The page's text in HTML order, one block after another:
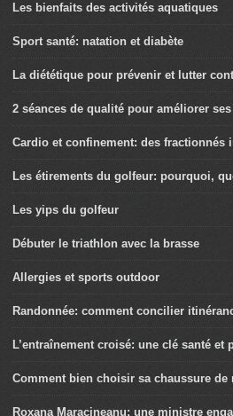
Les bienfaits des activités aquatiques
Sport santé: natation et diabète
La diététique pour prévenir et lutter
2 séances de qualité pour améliorer
Cardio et confinement: des fractionnés
Les étirements du golfeur: pourquoi,
Les yips du golfeur
Débuter le triathlon avec la brasse
Allergies et sports outdoor
Randonnée: comment concilier
L’entraînement croisé: une clé santé et
Comment bien choisir sa chaussure de
Roxana Maracineanu: une ministre